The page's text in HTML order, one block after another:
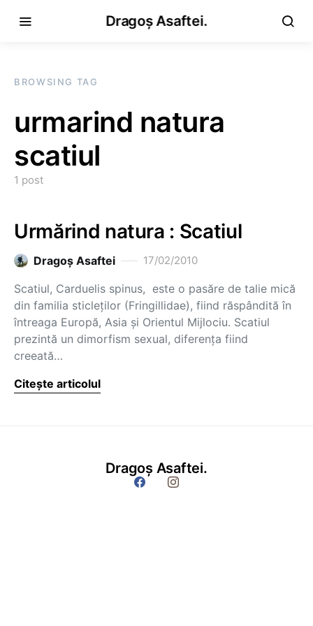
Dragoș Asaftei.
BROWSING TAG
urmarind natura
scatiul
1 post
Urmărind natura : Scatiul
Dragoş Asaftei 17/02/2010
Scatiul, Carduelis spinus, este o pasăre de talie mică
din familia sticleţilor (Fringillidae), fiind răspândită în
întreaga Europă, Asia şi Orientul Mijlociu. Scatiul
prezintă un dimorfism sexual, diferenţa fiind
creeată…
Citește articolul
Dragoș Asaftei.